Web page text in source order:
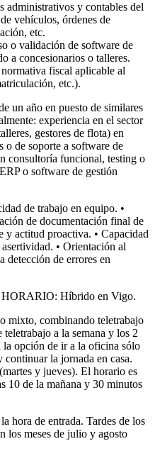
administrativos y contables del
vehículos, órdenes de
etc.
o validación de software de
a concesionarios o talleres.
fiscal aplicable al
etc.).
un año en puesto de similares
experiencia en el sector
gestores de flota) en
o de soporte a software de
consultoría funcional, testing o
o software de gestión
de trabajo en equipo. •
de documentación final de
y actitud proactiva. • Capacidad
• Orientación al
detección de errores en
Híbrido en Vigo.
mixto, combinando teletrabajo
a la semana y los 2
la opción de ir a la oficina sólo
continuar la jornada en casa.
y jueves). El horario es
10 de la mañana y 30 minutos
hora de entrada. Tardes de los
los meses de julio y agosto